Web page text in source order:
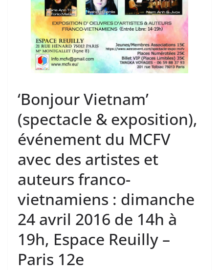
‘Bonjour Vietnam’
(spectacle & exposition),
événement du MCFV
avec des artistes et
auteurs franco-
vietnamiens : dimanche
24 avril 2016 de 14h à
19h, Espace Reuilly –
Paris 12e